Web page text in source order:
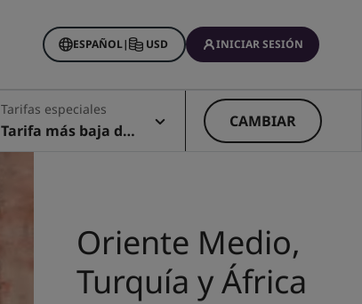
ESPAÑOL| USD INICIAR SESIÓN
Tarifas especiales
Tarifa más baja dis
ponible
CAMBIAR
Oriente Medio,
Turquía y África